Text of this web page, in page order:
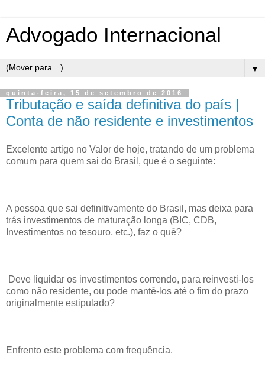
Advogado Internacional
▼
quinta-feira, 15 de setembro de 2016
Tributação e saída definitiva do país |
Conta de não residente e investimentos
Excelente artigo no Valor de hoje, tratando de um problema
comum para quem sai do Brasil, que é o seguinte:
A pessoa que sai definitivamente do Brasil, mas deixa para
trás investimentos de maturação longa (BIC, CDB,
Investimentos no tesouro, etc.), faz o quê?
Deve liquidar os investimentos correndo, para reinvesti-los
como não residente, ou pode mantê-los até o fim do prazo
originalmente estipulado?
Enfrento este problema com frequência.